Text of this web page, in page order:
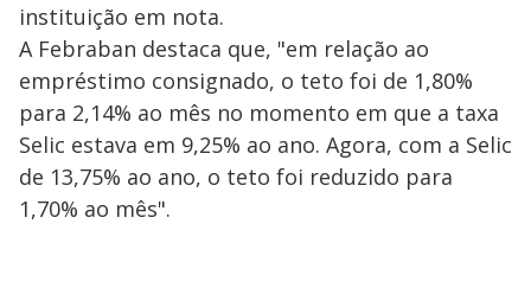
instituição em nota.
A Febraban destaca que, "em relação ao
empréstimo consignado, o teto foi de 1,80%
para 2,14% ao mês no momento em que a taxa
Selic estava em 9,25% ao ano. Agora, com a Selic
de 13,75% ao ano, o teto foi reduzido para
1,70% ao mês".